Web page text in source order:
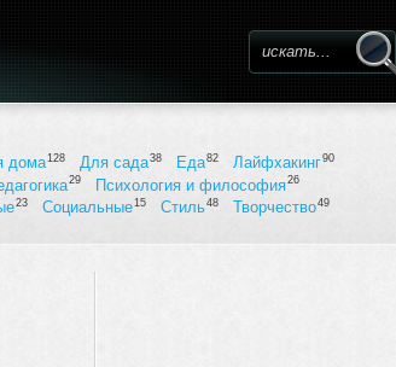
Форма поиска
дома128 Для сада38 Еда82 Лайфхакинг90
29 Психология и философия26
23 Социальные 15 Стиль48 Творчество49